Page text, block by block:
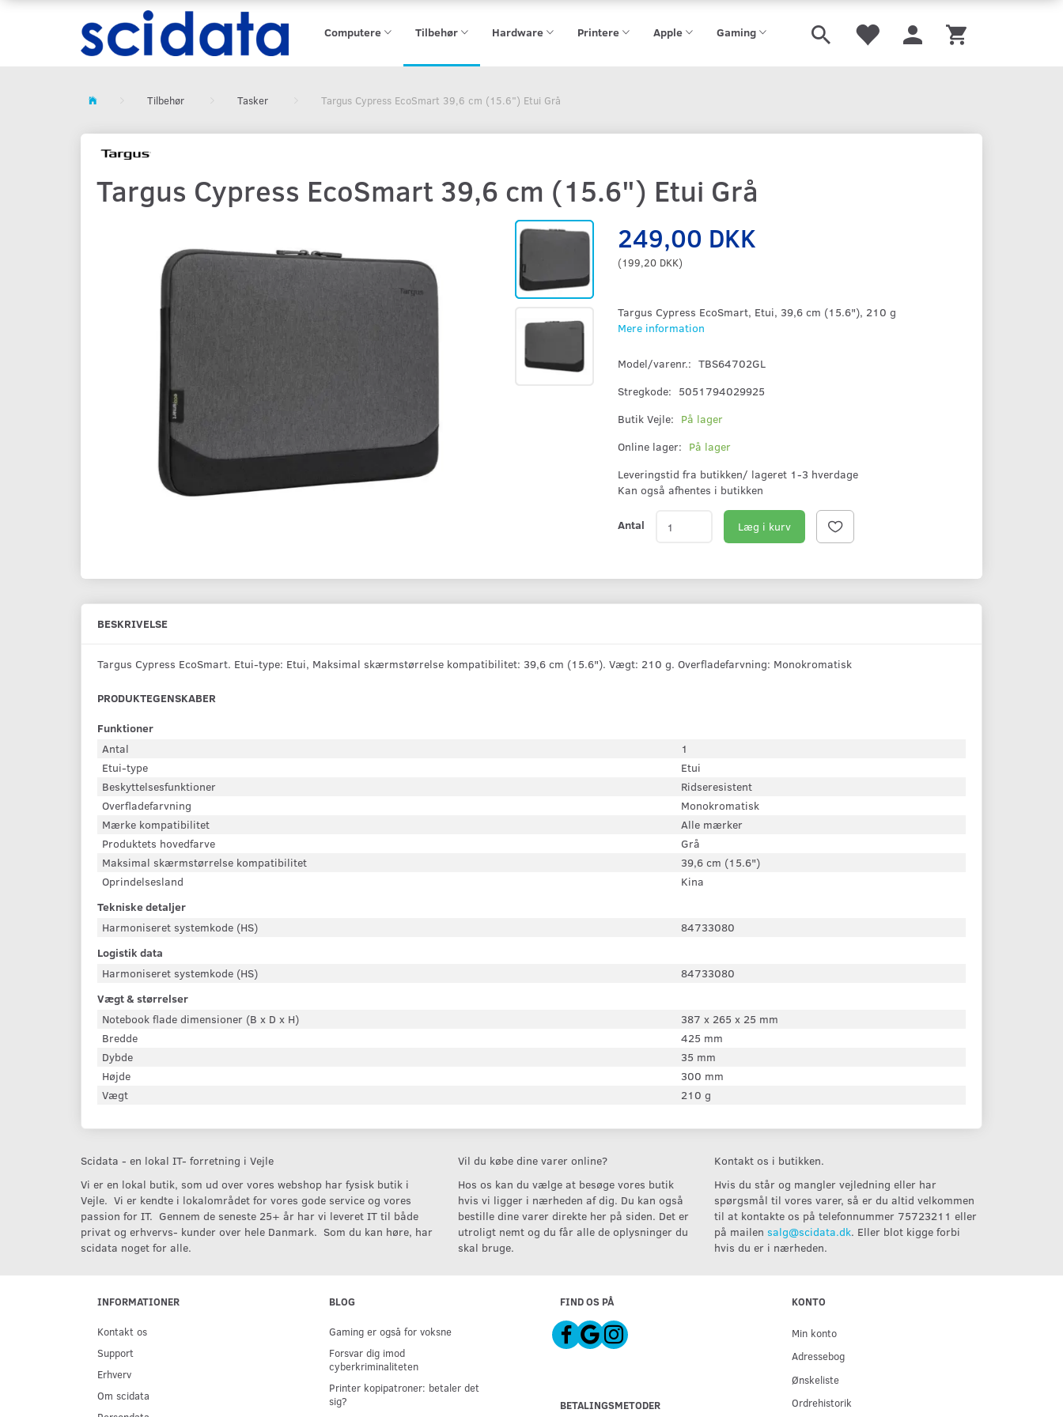
Computere Tilbehør Hardware Printere Apple Gaming
Tilbehør Tasker Targus Cypress EcoSmart 39,6 cm (15.6") Etui Grå
Targus Cypress EcoSmart 39,6 cm (15.6") Etui Grå
249,00 DKK
(199,20 DKK)
Targus Cypress EcoSmart, Etui, 39,6 cm (15.6"), 210 g
Mere information
Model/varenr.: TBS64702GL
Stregkode: 5051794029925
Butik Vejle: På lager
Online lager: På lager
Leveringstid fra butikken/ lageret 1-3 hverdage
Kan også afhentes i butikken
Antal Læg i kurv
BESKRIVELSE
Targus Cypress EcoSmart. Etui-type: Etui, Maksimal skærmstørrelse kompatibilitet: 39,6 cm (15.6"). Vægt: 210 g. Overfladefarvning: Monokromatisk
PRODUKTEGENSKABER
Funktioner
Antal
1
Etui-type
Etui
Beskyttelsesfunktioner
Ridseresistent
Overfladefarvning
Monokromatisk
Mærke kompatibilitet
Alle mærker
Produktets hovedfarve
Grå
Maksimal skærmstørrelse kompatibilitet
39,6 cm (15.6")
Oprindelsesland
Kina
Tekniske detaljer
Harmoniseret systemkode (HS)
84733080
Logistik data
Harmoniseret systemkode (HS)
84733080
Vægt & størrelser
Notebook flade dimensioner (B x D x H)
387 x 265 x 25 mm
Bredde
425 mm
Dybde
35 mm
Højde
300 mm
Vægt
210 g
Scidata - en lokal IT- forretning i Vejle
Vi er en lokal butik, som ud over vores webshop har fysisk butik i
Vejle. Vi er kendte i lokalområdet for vores gode service og vores
passion for IT. Gennem de seneste 25+ år har vi leveret IT til både
privat og erhvervs- kunder over hele Danmark. Som du kan høre, har
scidata noget for alle.
Vil du købe dine varer online?
Hos os kan du vælge at besøge vores butik
hvis vi ligger i nærheden af dig. Du kan også
bestille dine varer direkte her på siden. Det er
utroligt nemt og du får alle de oplysninger du
skal bruge.
Kontakt os i butikken.
Hvis du står og mangler vejledning eller har
spørgsmål til vores varer, så er du altid velkommen
til at kontakte os på telefonnummer 75723211 eller
på mailen salg@scidata.dk. Eller blot kigge forbi
hvis du er i nærheden.
INFORMATIONER
Kontakt os
Support
Erhverv
Om scidata
BLOG
Gaming er også for voksne
Forsvar dig imod
cyberkriminaliteten
Printer kopipatroner: betaler det
sig?
FIND OS PÅ
BETALINGSMETODER
KONTO
Min konto
Adressebog
Ønskeliste
Ordrehistorik